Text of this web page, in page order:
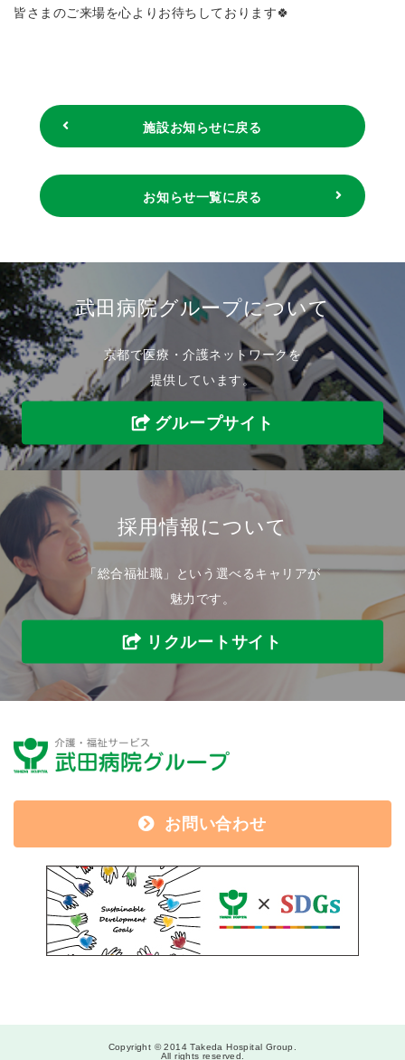
皆さまのご来場を心よりお待ちしております🍀
施設お知らせに戻る
お知らせ一覧に戻る
武田病院グループについて
京都で医療・介護ネットワークを
提供しています。
グループサイト
採用情報について
「総合福祉職」という選べるキャリアが
魅力です。
リクルートサイト
お問い合わせ
Copyright © 2014 Takeda Hospital Group.
All rights reserved.